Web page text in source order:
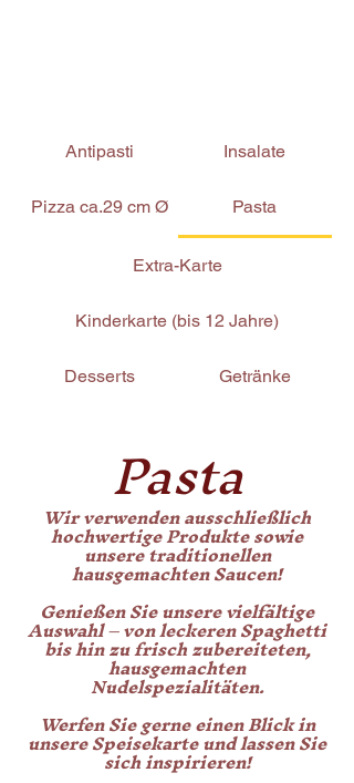
Antipasti Insalate
Pizza ca.29 cm Ø Pasta
Extra-Karte
Kinderkarte (bis 12 Jahre)
Desserts Getränke
Pasta
Wir verwenden ausschließlich
hochwertige Produkte sowie
unsere traditionellen
hausgemachten Saucen!
Genießen Sie unsere vielfältige
Auswahl – von leckeren Spaghetti
bis hin zu frisch zubereiteten,
hausgemachten
Nudelspezialitäten.
Werfen Sie gerne einen Blick in
unsere Speisekarte und lassen Sie
sich inspirieren!